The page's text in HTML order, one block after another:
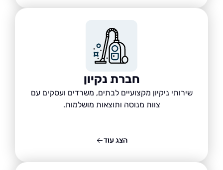
חברת נקיון
שירותי ניקיון מקצועיים לבתים, משרדים ועסקים עם
צוות מנוסה ותוצאות מושלמות.